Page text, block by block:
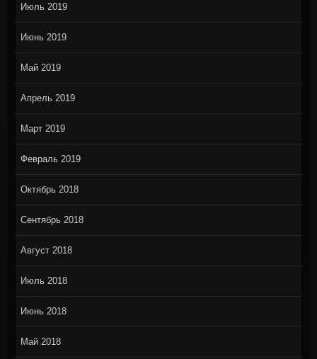
Июль 2019
Июнь 2019
Май 2019
Апрель 2019
Март 2019
Февраль 2019
Октябрь 2018
Сентябрь 2018
Август 2018
Июль 2018
Июнь 2018
Май 2018